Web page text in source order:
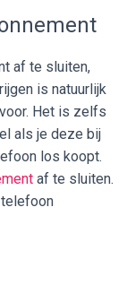
af te sluiten,
is natuurlijk
Het is zelfs
als je deze bij
los koopt.
af te sluiten.